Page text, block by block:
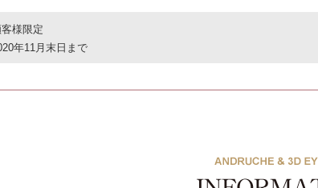
様限定
年11月末日まで